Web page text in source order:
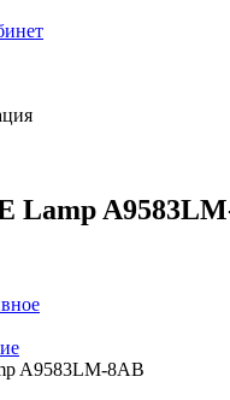
Lamp
A9583LM-8AB